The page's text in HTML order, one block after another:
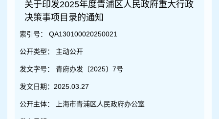
关于印发2025年度青浦区人民政府重大行政
决策事项目录的通知
索引号： QA130100020250021
公开类型： 主动公开
发文字号： 青府办发〔2025〕7号
发文日期： 2025.03.27
公开主体： 上海市青浦区人民政府办公室